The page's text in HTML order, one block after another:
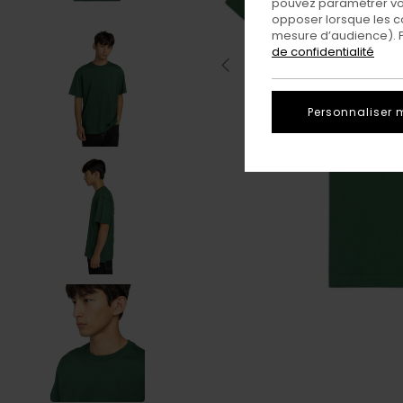
opposer lorsque les
mesure d’audience).
de confidentialité
Personnaliser